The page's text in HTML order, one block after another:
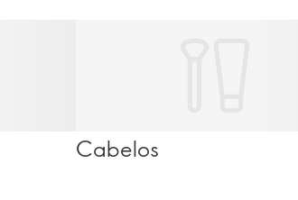
Cabelos